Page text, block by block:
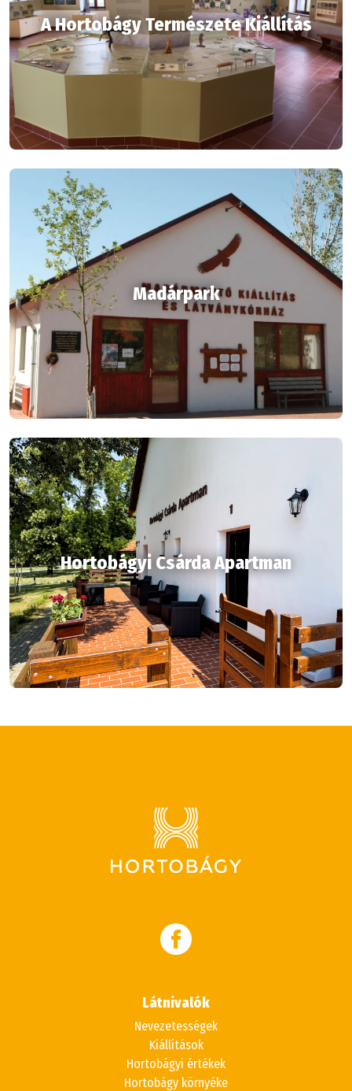
A Hortobágy Természete Kiállítás
Madárpark
Hortobágyi Csárda Apartman
Látnivalók
Nevezetességek
Kiállítások
Hortobágyi értékek
Hortobágy környéke